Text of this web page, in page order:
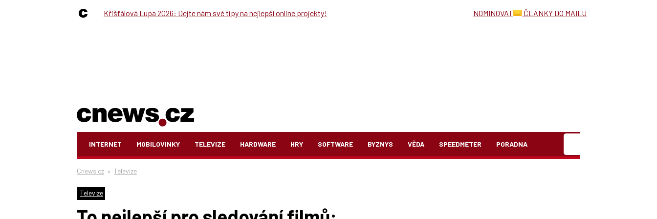
INTERNET MOBILOVINKY TELEVIZE HARDWARE HRY SOFTWARE BYZNYS VĚDA SPEEDMETER PORADNA
Cnews.cz » Televize
Televize
Křišťálová Lupa 2026: Dejte nám své tipy na nejlepší online projekty! NOMINOVAT ČLÁNKY DO MAILU